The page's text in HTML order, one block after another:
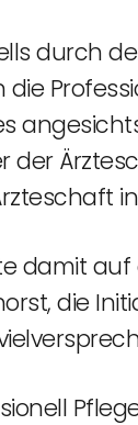
durch
damit
die